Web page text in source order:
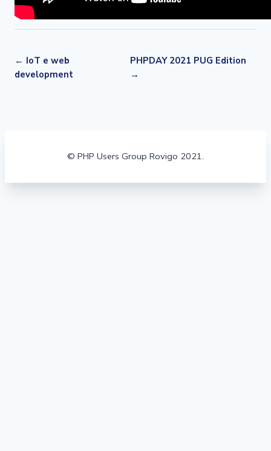
← IoT e web
development
PHPDAY 2021 PUG Edition
→
© PHP Users Group Rovigo 2021.